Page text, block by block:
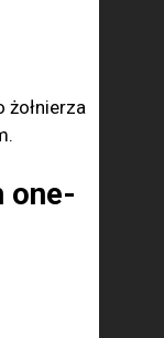
żołnierza
one-